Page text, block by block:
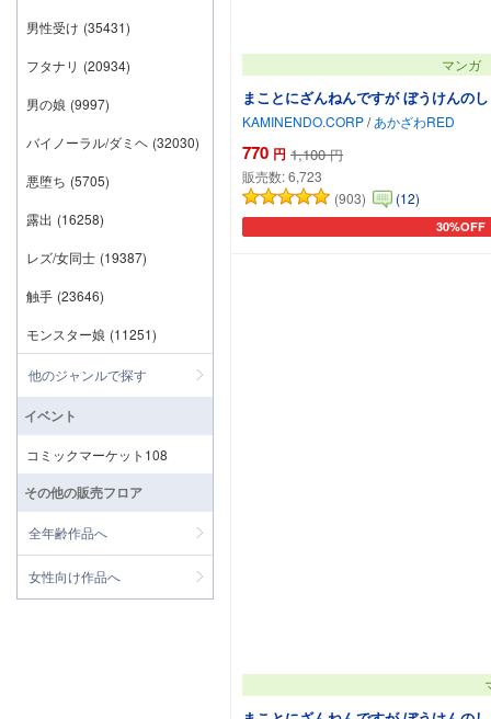
マンガ
まことにざんねんですが ぼうけんの
KAMINENDO.CORP/ あかざわRED
770 円 1,100 円
販売数:6,723
(903)
(12)
30%OFF
カートに
男性受け (35431)
フタナリ (20934)
男の娘 (9997)
バイノーラル/ダミヘ (32030)
悪堕ち (5705)
露出 (16258)
レズ/女同士 (19387)
触手 (23646)
モンスター娘 (11251)
他のジャンルで探す
イベント
コミックマーケット108
その他の販売フロア
全年齢作品へ
女性向け作品へ